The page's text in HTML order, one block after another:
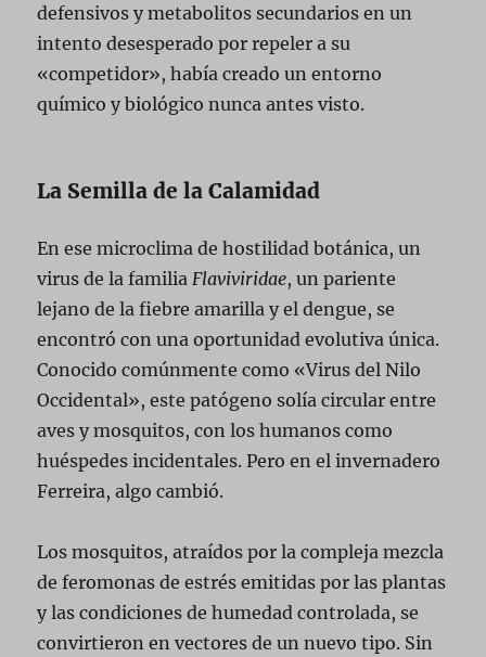
defensivos y metabolitos secundarios en un
intento desesperado por repeler a su
«competidor», había creado un entorno
químico y biológico nunca antes visto.
La Semilla de la Calamidad
En ese microclima de hostilidad botánica, un
virus de la familia Flaviviridae, un pariente
lejano de la fiebre amarilla y el dengue, se
encontró con una oportunidad evolutiva única.
Conocido comúnmente como «Virus del Nilo
Occidental», este patógeno solía circular entre
aves y mosquitos, con los humanos como
huéspedes incidentales. Pero en el invernadero
Ferreira, algo cambió.
Los mosquitos, atraídos por la compleja mezcla
de feromonas de estrés emitidas por las plantas
y las condiciones de humedad controlada, se
convirtieron en vectores de un nuevo tipo. Sin